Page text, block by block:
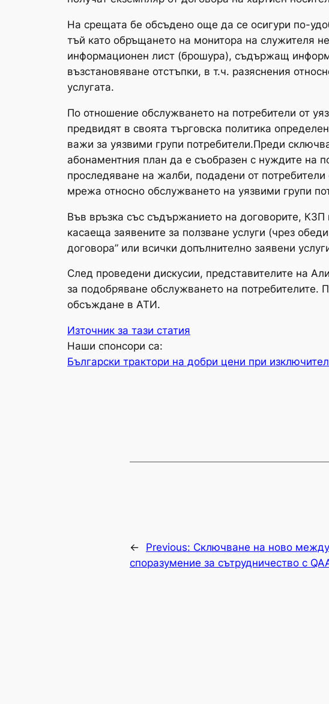
На срещата бе обсъдено още да се осигури по-
тъй като обръщането на монитора на служителя
информационен лист (брошура), съдържащ
възстановяване отстъпки, в т.ч. разяснения
услугата.
По отношение обслужването на потребители от
предвидят в своята търговска политика
важи за уязвими групи потребители.Преди
абонаментния план да е съобразен с нуждите на
проследяване на жалби, подадени от потребители
мрежа относно обслужването на уязвими групи
Във връзка със съдържанието на договорите,
касаеща заявените за ползване услуги (чрез
договора” или всички допълнително заявени
След проведени дискусии, представителите на
за подобряване обслужването на потребителите.
обсъждане в АТИ.
Източник за тази статия
Наши спонсори са:
Български трактори на добри цени при
← Previous: Сключване на ново
споразумение за сътрудничество с